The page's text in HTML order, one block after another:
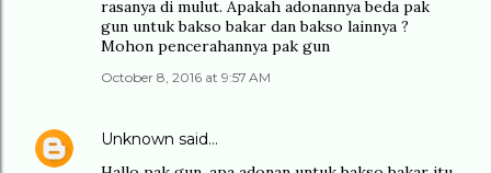
rasanya di mulut. Apakah adonannya beda pak
gun untuk bakso bakar dan bakso lainnya ?
Mohon pencerahannya pak gun
October 8, 2016 at 9:57 AM
Unknown said…